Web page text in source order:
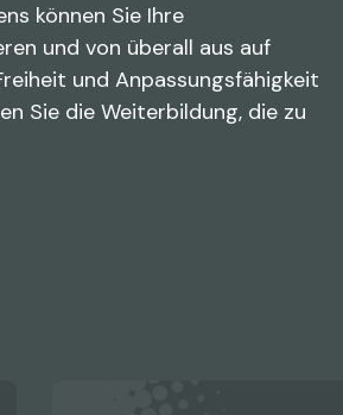
können Sie Ihre
und von überall aus auf
und Anpassungsfähigkeit
Sie die Weiterbildung, die zu